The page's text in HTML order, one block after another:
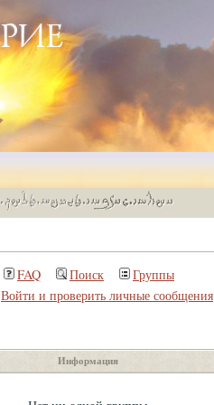
FAQ Поиск
Группы
Войти и проверить личные сообщения
Информация